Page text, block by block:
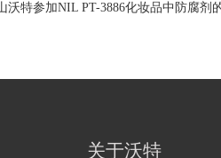
沃特参加NIL PT-3886化妆品中防腐剂
关于沃特